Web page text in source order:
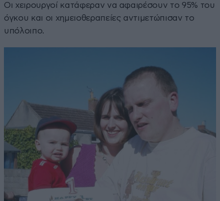
Οι χειρουργοί κατάφεραν να αφαιρέσουν το 95% του
όγκου και οι χημειοθεραπείες αντιμετώπισαν το
υπόλοιπο.